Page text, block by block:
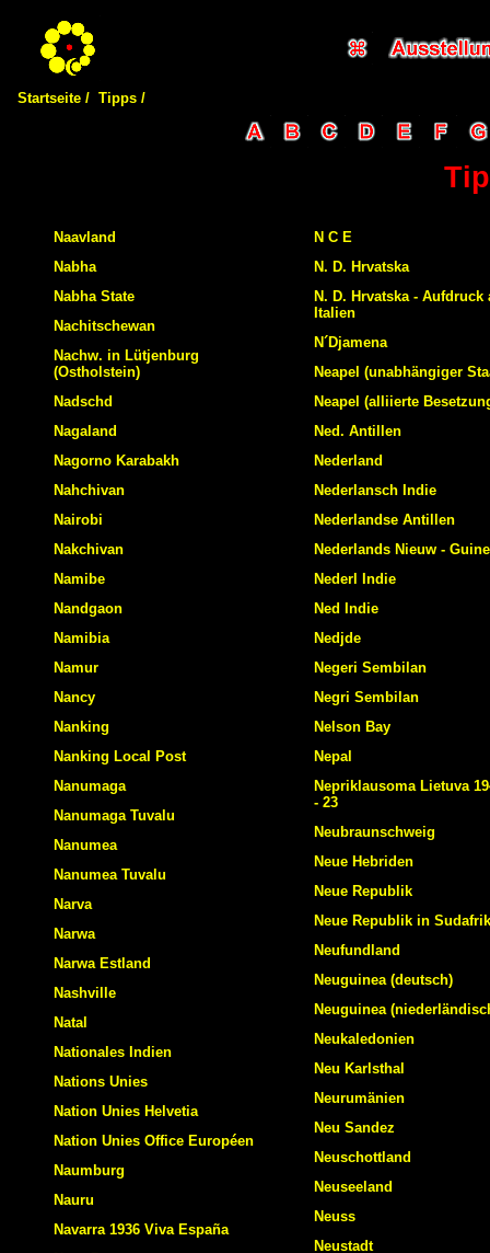
Startseite / Tipps /
Naavland
Nabha
Nabha State
Nachitschewan
Nachw. in Lütjenburg
(Ostholstein)
Nadschd
Nagaland
Nagorno Karabakh
Nahchivan
Nairobi
Nakchivan
Namibe
Nandgaon
Namibia
Namur
Nancy
Nanking
Nanking Local Post
Nanumaga
Nanumaga Tuvalu
Nanumea
Nanumea Tuvalu
Narva
Narwa
Narwa Estland
Nashville
Natal
Nationales Indien
Nations Unies
Nation Unies Helvetia
Nation Unies Office Européen
Naumburg
Nauru
Navarra 1936 Viva España
N C E
N. D. Hrvatska
N. D. Hrvatska - Aufdruck
Italien
N´Djamena
Neapel (unabhängiger
Neapel (alliierte
Ned. Antillen
Nederland
Nederlansch Indie
Nederlandse Antillen
Nederlands Nieuw -
Nederl Indie
Ned Indie
Nedjde
Negeri Sembilan
Negri Sembilan
Nelson Bay
Nepal
Nepriklausoma Lietuva
- 23
Neubraunschweig
Neue Hebriden
Neue Republik
Neue Republik in
Neufundland
Neuguinea (deutsch)
Neuguinea
Neukaledonien
Neu Karlsthal
Neurumänien
Neu Sandez
Neuschottland
Neuseeland
Neuss
Neustadt